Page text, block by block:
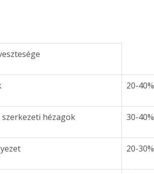
20-40%
hézagok 30-40%
20-30%